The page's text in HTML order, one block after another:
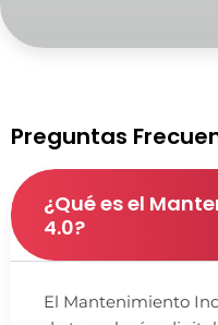
Preguntas
¿Qué es el
4.0?
El Mantenimiento